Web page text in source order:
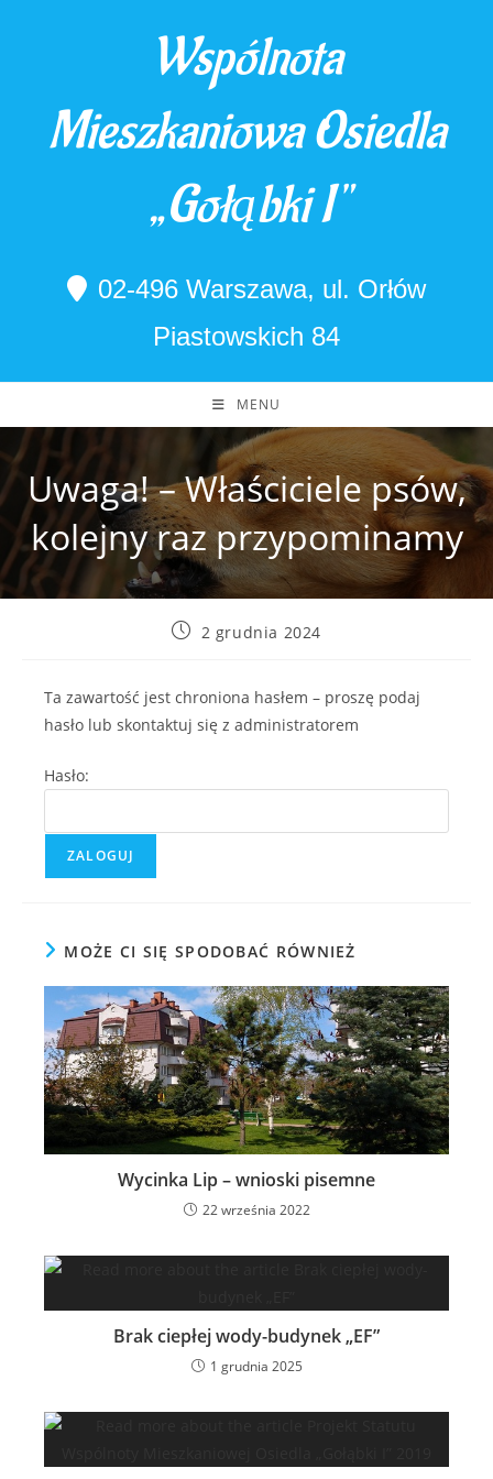
Wspólnota
Mieszkaniowa Osiedla
„Gołąbki I"
02-496 Warszawa, ul. Orłów
Piastowskich 84
MENU
Uwaga! – Właściciele psów,
kolejny raz przypominamy
Post2 grudnia 2024
Ta zawartość jest chroniona hasłem – proszę podaj
hasło lub skontaktuj się z administratorem
Hasło:
MOŻE CI SIĘ SPODOBAĆ RÓWNIEŻ
Wycinka Lip – wnioski pisemne
22 września 2022
Brak ciepłej wody-budynek „EF”
1 grudnia 2025